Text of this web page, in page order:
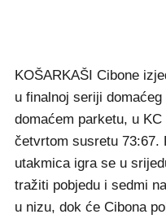
KOŠARKAŠI Cibone
u finalnoj seriji
domaćem parketu, u
četvrtom susretu 73:67.
utakmica igra se u
tražiti pobjedu i sedmi
u nizu, dok će Cibona